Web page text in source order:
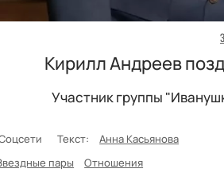
Кирилл Андреев
Участник группы
Текст: Анна Касьянова
пары Отношения